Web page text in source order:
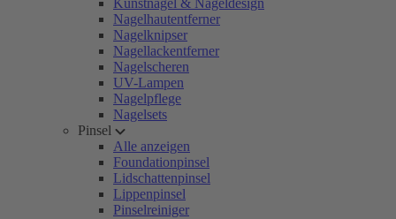
Kunstnägel & Nageldesign
Nagelhautentferner
Nagelknipser
Nagellackentferner
Nagelscheren
UV-Lampen
Nagelpflege
Nagelsets
Pinsel
Alle anzeigen
Foundationpinsel
Lidschattenpinsel
Lippenpinsel
Pinselreiniger